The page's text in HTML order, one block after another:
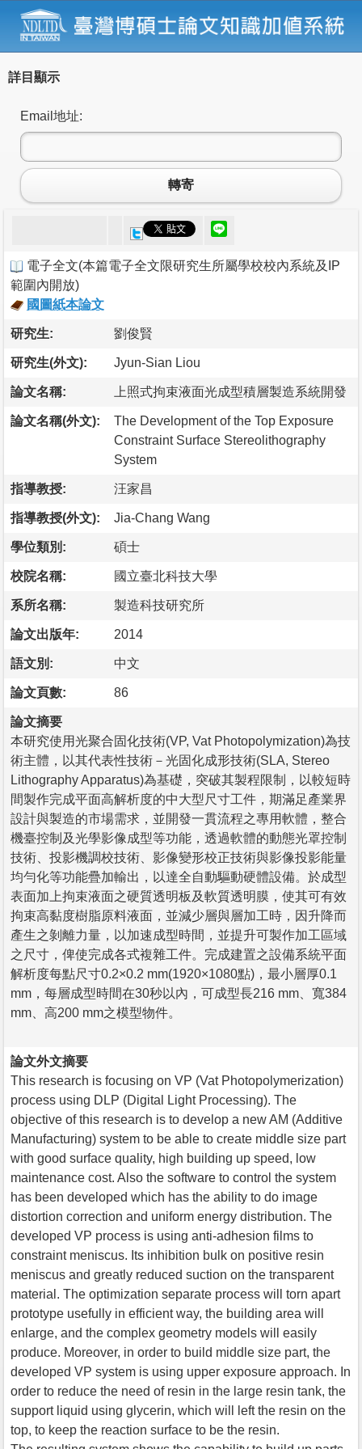
詳目顯示
Email地址:
轉寄
電子全文(本篇電子全文限研究生所屬學校校內系統及IP
範圍內開放)
國圖紙本論文
研究生: 劉俊賢
研究生(外文): Jyun-Sian Liou
論文名稱: 上照式拘束液面光成型積層製造系統開發
論文名稱(外文):
The Development of the Top Exposure
Constraint Surface Stereolithography
System
指導教授: 汪家昌
指導教授(外文): Jia-Chang Wang
學位類別: 碩士
校院名稱: 國立臺北科技大學
系所名稱: 製造科技研究所
論文出版年: 2014
語文別: 中文
論文頁數: 86
論文摘要
本研究使用光聚合固化技術(VP, Vat Photopolymization)為技
術主體，以其代表性技術－光固化成形技術(SLA, Stereo
Lithography Apparatus)為基礎，突破其製程限制，以較短時
間製作完成平面高解析度的中大型尺寸工件，期滿足產業界
設計與製造的市場需求，並開發一貫流程之專用軟體，整合
機臺控制及光學影像成型等功能，透過軟體的動態光罩控制
技術、投影機調校技術、影像變形校正技術與影像投影能量
均勻化等功能疊加輸出，以達全自動驅動硬體設備。於成型
表面加上拘束液面之硬質透明板及軟質透明膜，使其可有效
拘束高黏度樹脂原料液面，並減少層與層加工時，因升降而
產生之剝離力量，以加速成型時間，並提升可製作加工區域
之尺寸，俾使完成各式複雜工件。完成建置之設備系統平面
解析度每點尺寸0.2×0.2 mm(1920×1080點)，最小層厚0.1
mm，每層成型時間在30秒以內，可成型長216 mm、寬384
mm、高200 mm之模型物件。
論文外文摘要
This research is focusing on VP (Vat Photopolymerization)
process using DLP (Digital Light Processing). The
objective of this research is to develop a new AM (Additive
Manufacturing) system to be able to create middle size part
with good surface quality, high building up speed, low
maintenance cost. Also the software to control the system
has been developed which has the ability to do image
distortion correction and uniform energy distribution. The
developed VP process is using anti-adhesion films to
constraint meniscus. Its inhibition bulk on positive resin
meniscus and greatly reduced suction on the transparent
material. The optimization separate process will torn apart
prototype usefully in efficient way, the building area will
enlarge, and the complex geometry models will easily
produce. Moreover, in order to build middle size part, the
developed VP system is using upper exposure approach. In
order to reduce the need of resin in the large resin tank, the
support liquid using glycerin, which will left the resin on the
top, to keep the reaction surface to be the resin.